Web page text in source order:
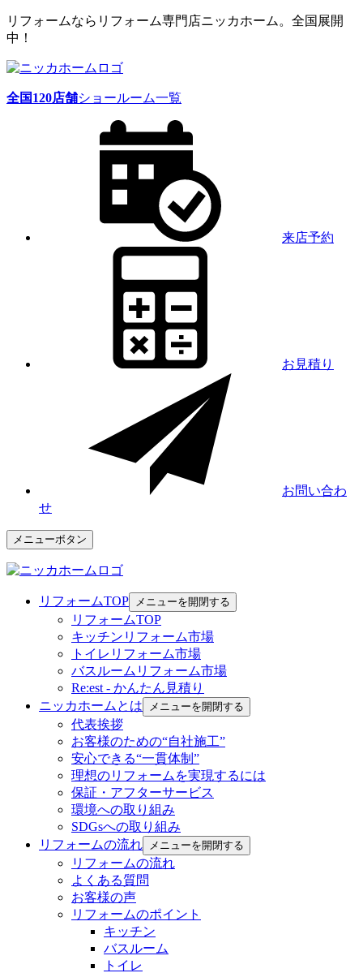
リフォームならリフォーム専門店ニッカホーム。全国展開
中！
全国120店舗ショールーム一覧
来店予約
お見積り
お問い合わ
せ
メニューボタン
リフォームTOP メニューを開閉する
リフォームTOP
キッチンリフォーム市場
トイレリフォーム市場
バスルームリフォーム市場
Re:est - かんたん見積り
ニッカホームとは
メニューを開閉する
代表挨拶
お客様のための“自社施工”
安心できる“一貫体制”
理想のリフォームを実現するには
保証・アフターサービス
環境への取り組み
SDGsへの取り組み
リフォームの流れ
メニューを開閉する
リフォームの流れ
よくある質問
お客様の声
リフォームのポイント
キッチン
バスルーム
トイレ